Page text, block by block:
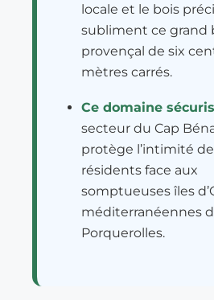
locale et le bois
subliment ce grand
provençal de six
mètres carrés.
Ce domaine
secteur du Cap
protège l’intimité
résidents face aux
somptueuses îles
méditerranéennes
Porquerolles.